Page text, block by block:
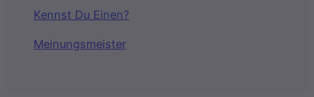
Kennst Du Einen?
Meinungsmeister